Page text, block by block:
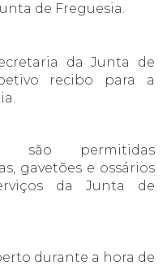
de Freguesia.
da Junta de
recibo para a
são permitidas
gavetões e ossários
da Junta de
durante a hora de